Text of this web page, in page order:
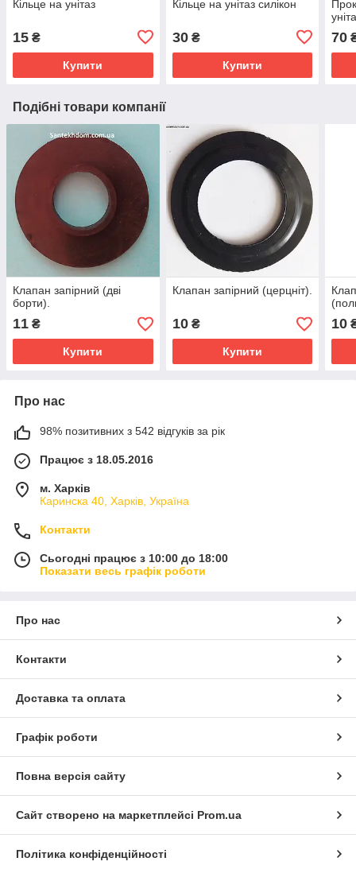
Кільце на унітаз
15 ₴
Купити
Кільце на унітаз силікон
30₴
Купити
70
Подібні товари компанії
Клапан запірний (дві
борти).
11 ₴
Купити
Клапан запірний (церцніт).
10₴
Купити
10
Про нас
98% позитивних з 542 відгуків за рік
Працює з 18.05.2016
м. Харків
Каринска 40, Харків, Україна
Контакти
Сьогодні працює з 10:00 до 18:00
Показати весь графік роботи
Про нас
Контакти
Доставка та оплата
Графік роботи
Повна версія сайту
Сайт створено на маркетплейсі Prom.ua
Політика конфіденційності